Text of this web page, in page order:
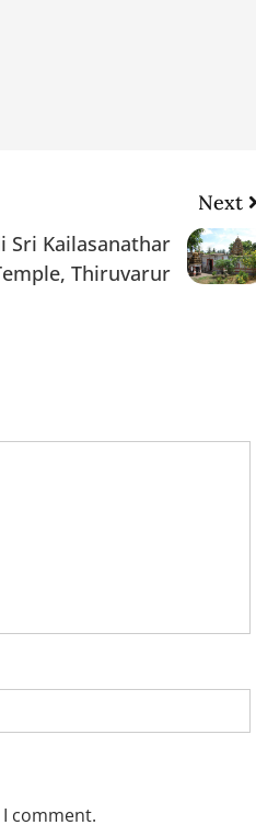
Next
Sri Kailasanathar
Thiruvarur
comment.